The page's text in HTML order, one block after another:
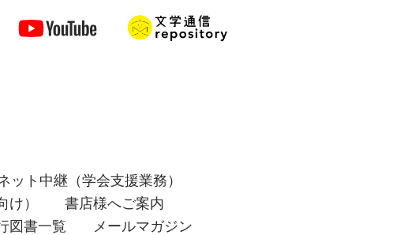
ト中継（学会支援業務）
）
書店様へご案内
図書一覧
メールマガジン